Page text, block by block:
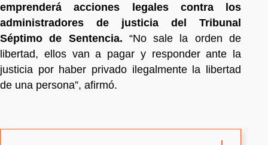
emprenderá acciones legales contra los
administradores de justicia del Tribunal
Séptimo de Sentencia. “No sale la orden de
libertad, ellos van a pagar y responder ante la
justicia por haber privado ilegalmente la libertad
de una persona”, afirmó.